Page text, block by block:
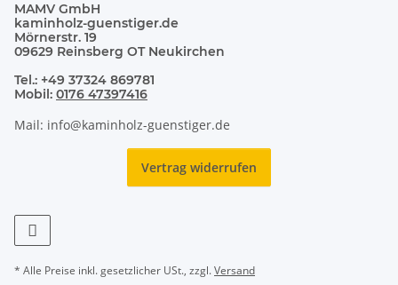
MAMV GmbH
kaminholz-guenstiger.de
Mörnerstr. 19
09629 Reinsberg OT Neukirchen
Tel.: +49 37324 869781
Mobil: 0176 47397416
Mail: info@kaminholz-guenstiger.de
Vertrag widerrufen
* Alle Preise inkl. gesetzlicher USt., zzgl.Versand